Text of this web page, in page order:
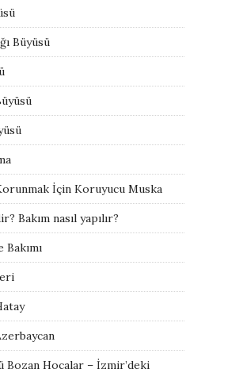
Büyüsü
İçin Koruyucu Muska
Bakım nasıl yapılır?
Bakımı
Bozan Hocalar – İzmir’deki